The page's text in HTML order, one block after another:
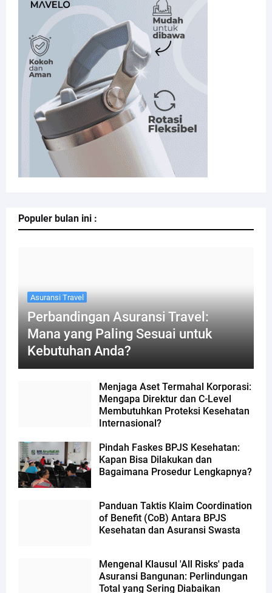
Populer bulan ini :
Asuransi Travel
Perbandingan Asuransi Travel:
Mana yang Paling Sesuai untuk
Kebutuhan Anda?
Menjaga Aset Termahal Korporasi:
Mengapa Direktur dan C-Level
Membutuhkan Proteksi Kesehatan
Internasional?
Pindah Faskes BPJS Kesehatan:
Kapan Bisa Dilakukan dan
Bagaimana Prosedur Lengkapnya?
Panduan Taktis Klaim Coordination
of Benefit (CoB) Antara BPJS
Kesehatan dan Asuransi Swasta
Mengenal Klausul 'All Risks' pada
Asuransi Bangunan: Perlindungan
Total yang Sering Diabaikan